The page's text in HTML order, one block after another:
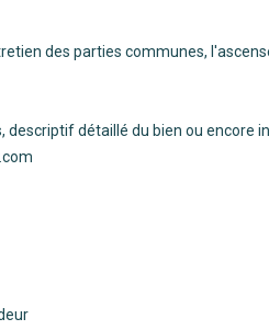
des parties communes,
descriptif détaillé du bien ou encore